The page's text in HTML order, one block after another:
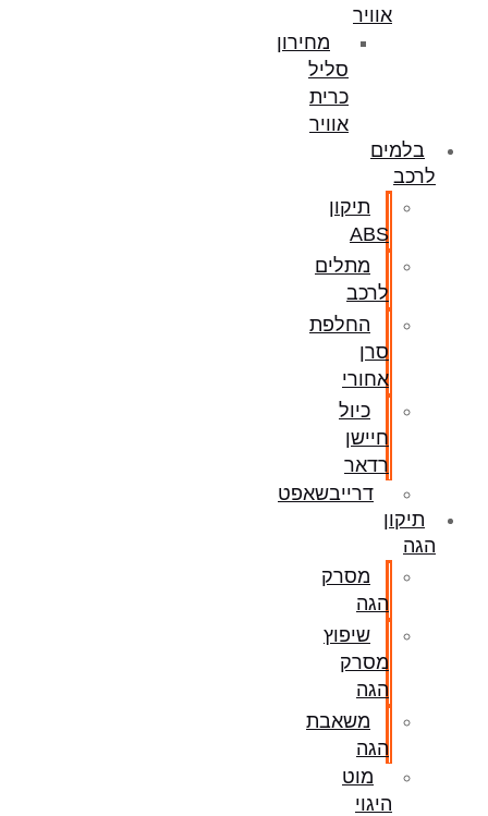
אוויר
מחירון
סליל
כרית
אוויר
בלמים
לרכב
תיקון
ABS
מתלים
לרכב
החלפת
סרן
אחורי
כיול
חיישן
רדאר
דרייבשאפט
תיקון
הגה
מסרק
הגה
שיפוץ
מסרק
הגה
משאבת
הגה
מוט
היגוי